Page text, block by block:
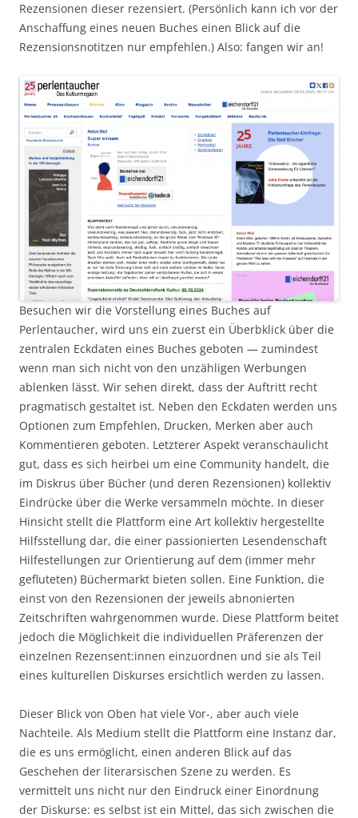
Rezensionen dieser rezensiert. (Persönlich kann ich vor der
Anschaffung eines neuen Buches einen Blick auf die
Rezensionsnotitzen nur empfehlen.) Also: fangen wir an!
Besuchen wir die Vorstellung eines Buches auf
Perlentaucher, wird uns ein zuerst ein Überbklick über die
zentralen Eckdaten eines Buches geboten — zumindest
wenn man sich nicht von den unzähligen Werbungen
ablenken lässt. Wir sehen direkt, dass der Auftritt recht
pragmatisch gestaltet ist. Neben den Eckdaten werden uns
Optionen zum Empfehlen, Drucken, Merken aber auch
Kommentieren geboten. Letzterer Aspekt veranschaulicht
gut, dass es sich heirbei um eine Community handelt, die
im Diskrus über Bücher (und deren Rezensionen) kollektiv
Eindrücke über die Werke versammeln möchte. In dieser
Hinsicht stellt die Plattform eine Art kollektiv hergestellte
Hilfsstellung dar, die einer passionierten Lesendenschaft
Hilfestellungen zur Orientierung auf dem (immer mehr
gefluteten) Büchermarkt bieten sollen. Eine Funktion, die
einst von den Rezensionen der jeweils abnonierten
Zeitschriften wahrgenommen wurde. Diese Plattform beitet
jedoch die Möglichkeit die individuellen Präferenzen der
einzelnen Rezensent:innen einzuordnen und sie als Teil
eines kulturellen Diskurses ersichtlich werden zu lassen.
Dieser Blick von Oben hat viele Vor-, aber auch viele
Nachteile. Als Medium stellt die Plattform eine Instanz dar,
die es uns ermöglicht, einen anderen Blick auf das
Geschehen der literarsischen Szene zu werden. Es
vermittelt uns nicht nur den Eindruck einer Einordnung
der Diskurse: es selbst ist ein Mittel, das sich zwischen die